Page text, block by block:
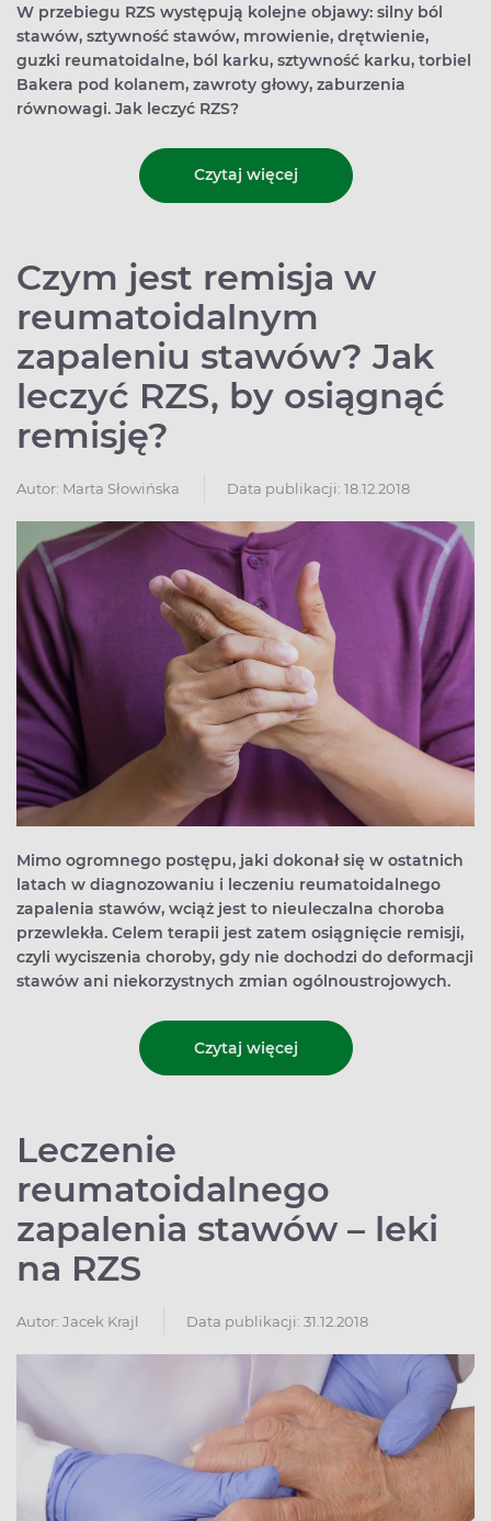
W przebiegu RZS występują kolejne objawy: silny ból
stawów, sztywność stawów, mrowienie, drętwienie,
guzki reumatoidalne, ból karku, sztywność karku, torbiel
Bakera pod kolanem, zawroty głowy, zaburzenia
równowagi. Jak leczyć RZS?
Czytaj więcej
Czym jest remisja w
reumatoidalnym
zapaleniu stawów? Jak
leczyć RZS, by osiągnąć
remisję?
Autor: Marta Słowińska Data publikacji: 18.12.2018
Mimo ogromnego postępu, jaki dokonał się w ostatnich
latach w diagnozowaniu i leczeniu reumatoidalnego
zapalenia stawów, wciąż jest to nieuleczalna choroba
przewlekła. Celem terapii jest zatem osiągnięcie remisji,
czyli wyciszenia choroby, gdy nie dochodzi do deformacji
stawów ani niekorzystnych zmian ogólnoustrojowych.
Czytaj więcej
Leczenie
reumatoidalnego
zapalenia stawów – leki
na RZS
Autor: Jacek Krajl Data publikacji: 31.12.2018